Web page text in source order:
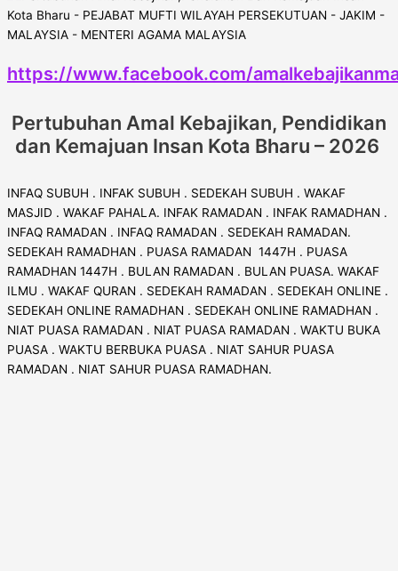
https://www.facebook.com/
Pertubuhan Amal Kebajikan, Pendidikan
dan Kemajuan Insan Kota Bharu – 2026
INFAQ SUBUH . INFAK SUBUH . SEDEKAH SUBUH . WAKAF
MASJID . WAKAF PAHALA. INFAK RAMADAN . INFAK RAMADHAN .
INFAQ RAMADAN . INFAQ RAMADAN . SEDEKAH RAMADAN.
SEDEKAH RAMADHAN . PUASA RAMADAN 1447H . PUASA
RAMADHAN 1447H . BULAN RAMADAN . BULAN PUASA. WAKAF
ILMU . WAKAF QURAN . SEDEKAH RAMADAN . SEDEKAH ONLINE .
SEDEKAH ONLINE RAMADHAN . SEDEKAH ONLINE RAMADHAN .
NIAT PUASA RAMADAN . NIAT PUASA RAMADAN . WAKTU BUKA
PUASA . WAKTU BERBUKA PUASA . NIAT SAHUR PUASA
RAMADAN . NIAT SAHUR PUASA RAMADHAN.